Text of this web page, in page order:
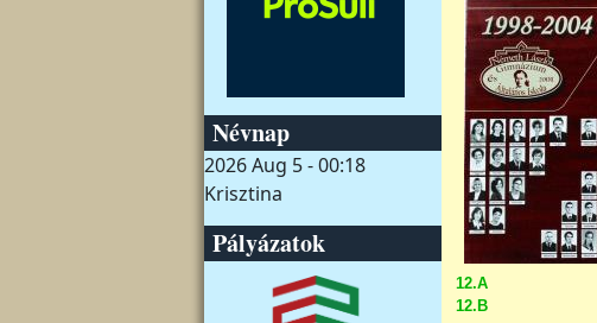
Névnap
2026 Aug 5 - 00:18
Krisztina
Pályázatok
12.A
12.B